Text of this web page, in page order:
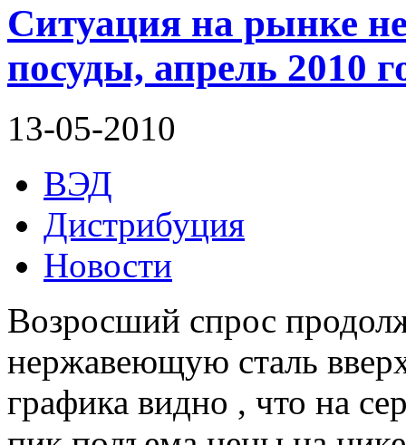
Ситуация на рынке
посуды, апрель 2010
13-05-2010
ВЭД
Дистрибуция
Новости
Возросший спрос
нержавеющую сталь
графика видно , что на